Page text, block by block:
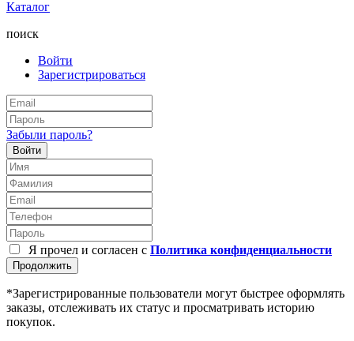
Каталог
поиск
Войти
Зарегистрироваться
Забыли пароль?
Войти
Я прочел и согласен с Политика конфиденциальности
Продолжить
*Зарегистрированные пользователи могут быстрее оформлять
заказы, отслеживать их статус и просматривать историю
покупок.